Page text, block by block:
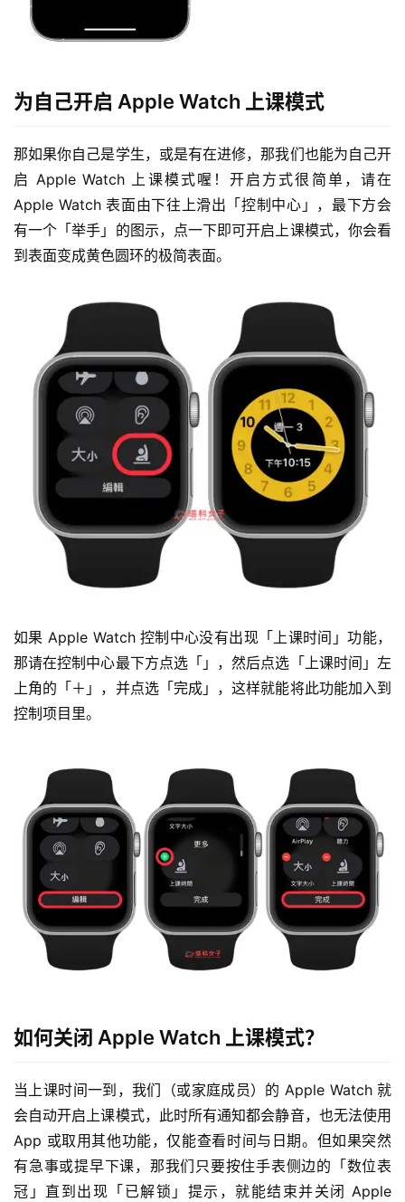
为自己开启 Apple Watch 上课模式
那如果你自己是学生，或是有在进修，那我们也能为自己开
启 Apple Watch 上课模式喔！开启方式很简单，请在
Apple Watch 表面由下往上滑出「控制中心」，最下方会
有一个「举手」的图示，点一下即可开启上课模式，你会看
到表面变成黄色圆环的极简表面。
如果 Apple Watch 控制中心没有出现「上课时间」功能，
那请在控制中心最下方点选「」，然后点选「上课时间」左
上角的「＋」，并点选「完成」，这样就能将此功能加入到
控制项目里。
如何关闭 Apple Watch 上课模式？
当上课时间一到，我们（或家庭成员）的 Apple Watch 就
会自动开启上课模式，此时所有通知都会静音，也无法使用
App 或取用其他功能，仅能查看时间与日期。但如果突然
有急事或提早下课，那我们只要按住手表侧边的「数位表
冠」直到出现「已解锁」提示，就能结束并关闭 Apple